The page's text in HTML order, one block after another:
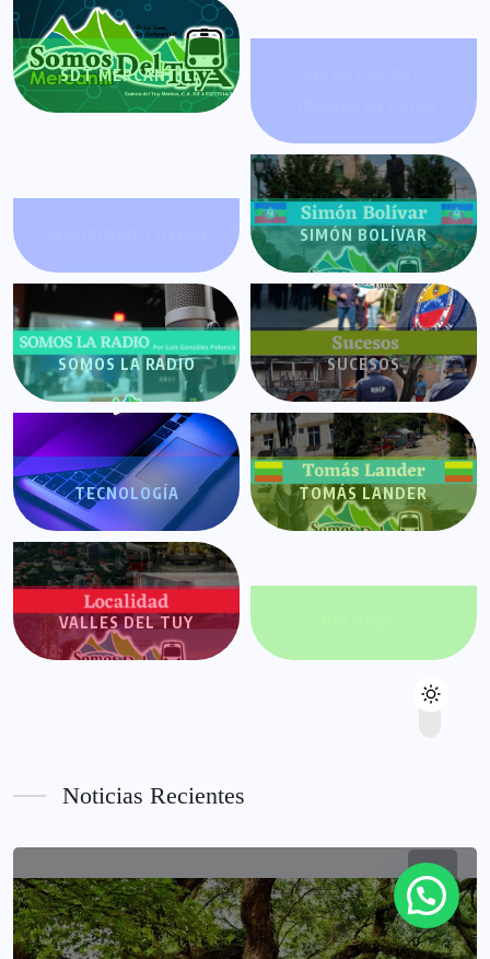
SDT MERCANTIL
SIMÓN BOLÍVAR
SOMOS LA RADIO SUCESOS
TECNOLOGÍA TOMÁS LANDER
VALLES DEL TUY
Noticias Recientes